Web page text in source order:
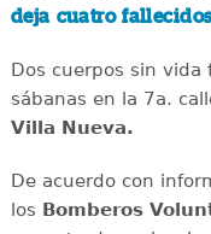
deja cuatro
Dos cuerpos sin vida
sábanas en la 7a.
Villa Nueva.
De acuerdo con
los Bomberos